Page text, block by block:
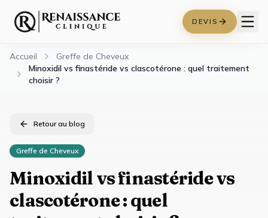
DEVIS
Accueil
Greffe de Cheveux
Minoxidil vs finastéride vs clascotérone : quel traitement
choisir ?
Retour au blog
Greffe de Cheveux
Minoxidil vs finastéride vs
clascotérone : quel